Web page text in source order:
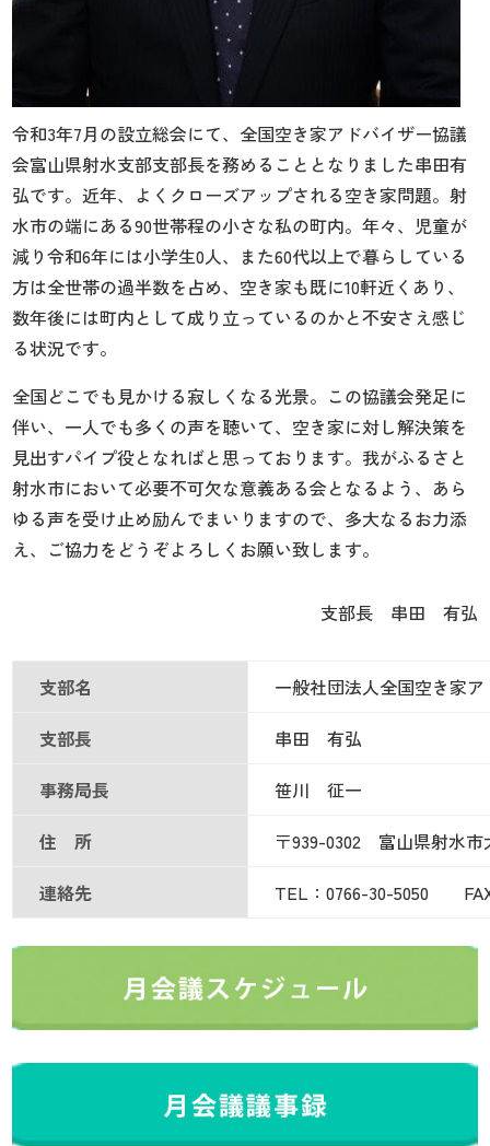
令和3年7月の設立総会にて、全国空き家アドバイザー協議
会富山県射水支部支部長を務めることとなりました串田有
弘です。近年、よくクローズアップされる空き家問題。射
水市の端にある90世帯程の小さな私の町内。年々、児童が
減り令和6年には小学生0人、また60代以上で暮らしている
方は全世帯の過半数を占め、空き家も既に10軒近くあり、
数年後には町内として成り立っているのかと不安さえ感じ
る状況です。
全国どこでも見かける寂しくなる光景。この協議会発足に
伴い、一人でも多くの声を聴いて、空き家に対し解決策を
見出すパイプ役となればと思っております。我がふるさと
射水市において必要不可欠な意義ある会となるよう、あら
ゆる声を受け止め励んでまいりますので、多大なるお力添
え、ご協力をどうぞよろしくお願い致します。
支部長 串田 有弘
支部名
一般社団法人全国空き家
支部長
串田 有弘
事務局長
笹川 征一
住 所
〒939-0302 富山県射水市
連絡先
TEL：0766-30-5050 FAX